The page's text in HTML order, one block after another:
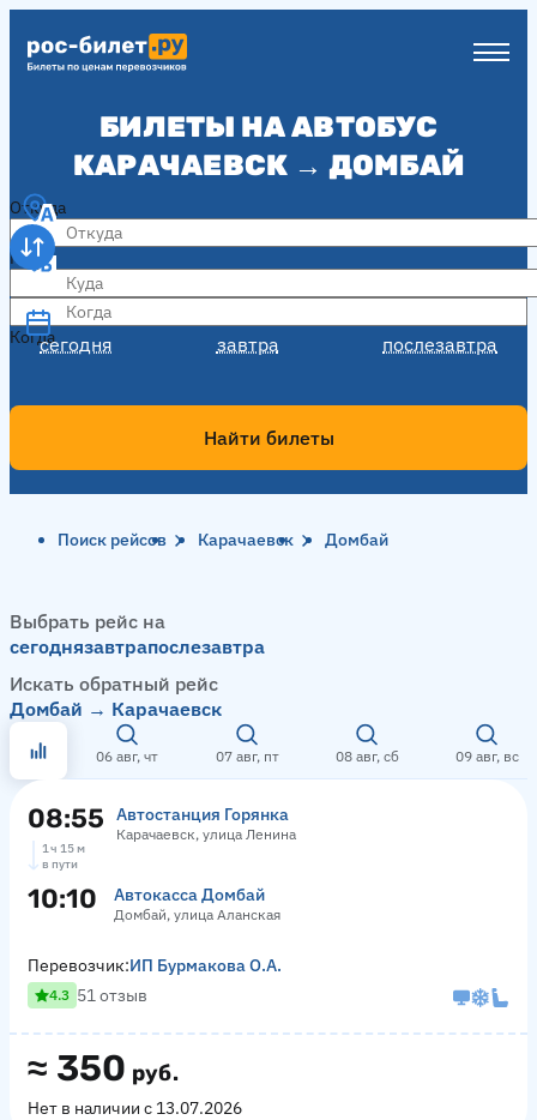
БИЛЕТЫ НА АВТОБУС
КАРАЧАЕВСК → ДОМБАЙ
Откуда
Куда
Когда
сегодня завтра послезавтра
Когда
Найти билеты
Поиск рейсов Карачаевск Домбай
Выбрать рейс на
сегоднязавтрапослезавтра
Искать обратный рейс
Домбай → Карачаевск
06 авг, чт 07 авг, пт 08 авг, сб 09 авг, вс
08:55 Автостанция Горянка
Карачаевск, улица Ленина
1 ч 15 м
в пути
10:10 Автокасса Домбай
Домбай, улица Аланская
≈ 350 руб.
Нет в наличии с 13.07.2026
Перевозчик:ИП Бурмакова О.А.
4.3 51 отзыв